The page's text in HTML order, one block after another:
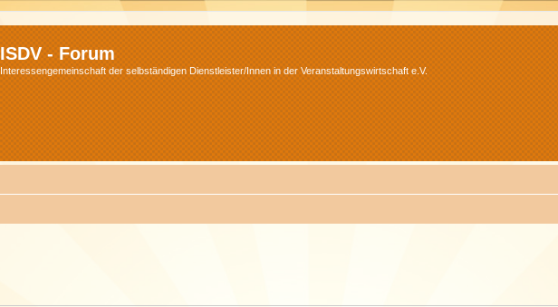
ISDV - Forum
Interessengemeinschaft der selbständigen Dienstleister/Innen in der Veranstaltungswirtschaft e.V.